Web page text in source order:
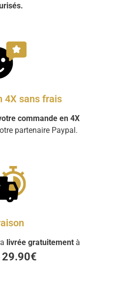
4X sans frais
commande en 4X
partenaire Paypal.
livrée gratuitement à
29.90€